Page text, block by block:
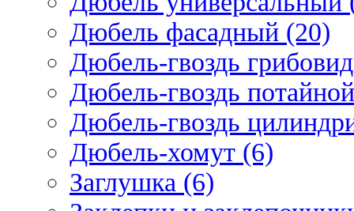
Дюбель фасадный (20)
Дюбель-гвоздь
Дюбель-гвоздь
Дюбель-гвоздь
Дюбель-хомут (6)
Заглушка (6)